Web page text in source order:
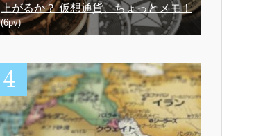
上がるか？ 仮想通貨、ちょっとメモ！
(6pv)